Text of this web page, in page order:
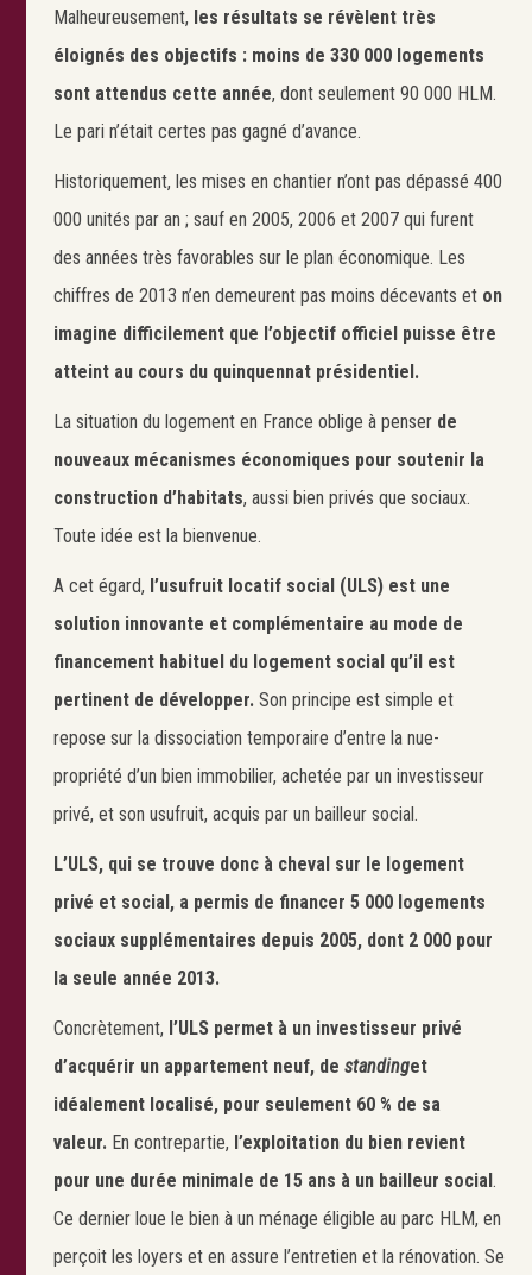
Malheureusement, les résultats se révèlent très
éloignés des objectifs : moins de 330 000 logements
sont attendus cette année, dont seulement 90 000 HLM.
Le pari n’était certes pas gagné d’avance.
Historiquement, les mises en chantier n’ont pas dépassé 400
000 unités par an ; sauf en 2005, 2006 et 2007 qui furent
des années très favorables sur le plan économique. Les
chiffres de 2013 n’en demeurent pas moins décevants eton
imagine difficilement que l’objectif officiel puisse être
atteint au cours du quinquennat présidentiel.
La situation du logement en France oblige à penser de
nouveaux mécanismes économiques pour soutenir la
construction d’habitats, aussi bien privés que sociaux.
Toute idée est la bienvenue.
A cet égard, l’usufruit locatif social (ULS) est une
solution innovante et complémentaire au mode de
financement habituel du logement social qu’il est
pertinent de développer. Son principe est simple et
repose sur la dissociation temporaire d’entre la nue-
propriété d’un bien immobilier, achetée par un investisseur
privé, et son usufruit, acquis par un bailleur social.
L’ULS, qui se trouve donc à cheval sur le logement
privé et social, a permis de financer 5 000 logements
sociaux supplémentaires depuis 2005, dont 2 000 pour
la seule année 2013.
Concrètement, l’ULS permet à un investisseur privé
d’acquérir un appartement neuf, de standinget
idéalement localisé, pour seulement 60 % de sa
valeur.En contrepartie, l’exploitation du bien revient
pour une durée minimale de 15 ans à un bailleur social .
Ce dernier loue le bien à un ménage éligible au parc HLM, en
perçoit les loyers et en assure l’entretien et la rénovation. Se